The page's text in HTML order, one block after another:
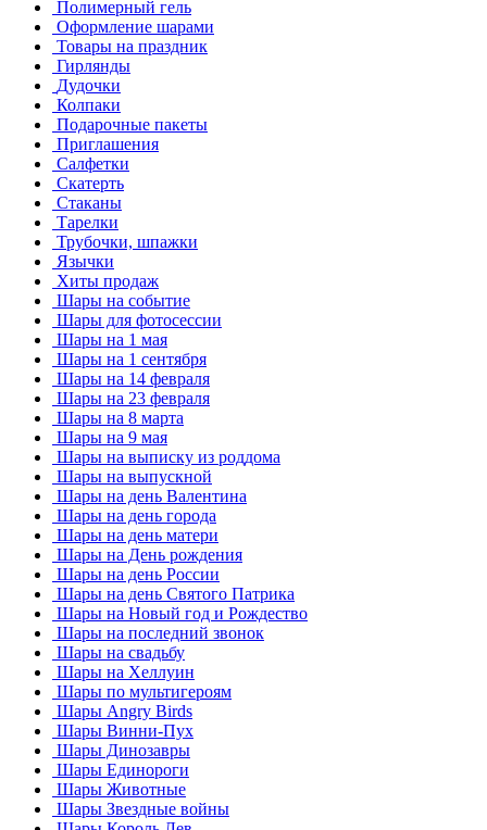
Полимерный гель
Оформление шарами
Товары на праздник
Гирлянды
Дудочки
Колпаки
Подарочные пакеты
Приглашения
Салфетки
Скатерть
Стаканы
Тарелки
Трубочки, шпажки
Язычки
Хиты продаж
Шары на событие
Шары для фотосессии
Шары на 1 мая
Шары на 1 сентября
Шары на 14 февраля
Шары на 23 февраля
Шары на 8 марта
Шары на 9 мая
Шары на выписку из роддома
Шары на выпускной
Шары на день Валентина
Шары на день города
Шары на день матери
Шары на День рождения
Шары на день России
Шары на день Святого Патрика
Шары на Новый год и Рождество
Шары на последний звонок
Шары на свадьбу
Шары на Хеллуин
Шары по мультигероям
Шары Angry Birds
Шары Винни-Пух
Шары Динозавры
Шары Единороги
Шары Животные
Шары Звездные войны